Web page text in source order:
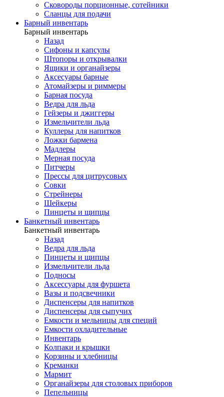
Сковороды порционные, сотейники
Сланцы для подачи
Барный инвентарь
Барный инвентарь
Назад
Сифоны и капсулы
Штопоры и открывалки
Ящики и органайзеры
Аксесуары барные
Атомайзеры и риммеры
Барная посуда
Ведра для льда
Гейзеры и джиггеры
Измельчители льда
Куллеры для напитков
Ложки бармена
Мадлеры
Мерная посуда
Питчеры
Прессы для цитрусовых
Совки
Стрейнеры
Шейкеры
Пинцеты и щипцы
Банкетный инвентарь
Банкетный инвентарь
Назад
Ведра для льда
Пинцеты и щипцы
Измельчители льда
Подносы
Аксессуары для фуршета
Вазы и подсвечники
Диспенсеры для напитков
Диспенсеры для сыпучих
Емкости и мельницы для специй
Емкости охладительные
Инвентарь
Колпаки и крышки
Корзины и хлебницы
Креманки
Мармит
Органайзеры для столовых приборов
Пепельницы